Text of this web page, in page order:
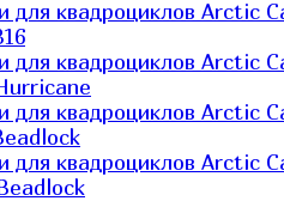
для квадроциклов Arctic
для квадроциклов Arctic
для квадроциклов Arctic
для квадроциклов Arctic